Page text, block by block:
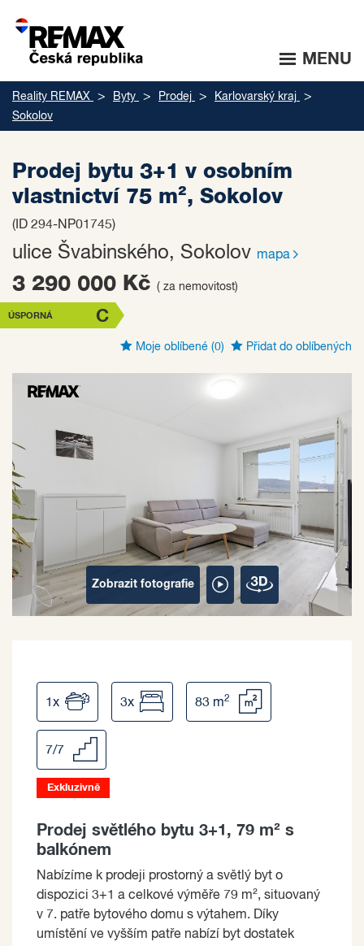
MENU
Reality REMAX Byty Prodej
Karlovarský kraj
Sokolov
Prodej bytu 3+1 v osobním
vlastnictví 75 m², Sokolov
(ID 294-NP01745)
ulice Švabinského, Sokolov mapa
3 290 000 Kč ( za nemovitost)
C
ÚSPORNÁ
Moje oblíbené (0) Přidat do oblíbených
Zobrazit fotografie
1x 3x 83 m2
7/7
Exkluzivně
Prodej světlého bytu 3+1, 79 m² s
balkónem
Nabízíme k prodeji prostorný a světlý byt o
dispozici 3+1 a celkové výměře 79 m², situovaný
v 7. patře bytového domu s výtahem. Díky
umístění ve vyšším patře nabízí byt dostatek